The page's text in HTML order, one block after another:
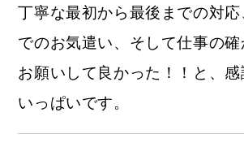
丁寧な最初から最後までの対応
でのお気遣い、 そして仕事の
お願いして良かった！！と、
いっぱいです。